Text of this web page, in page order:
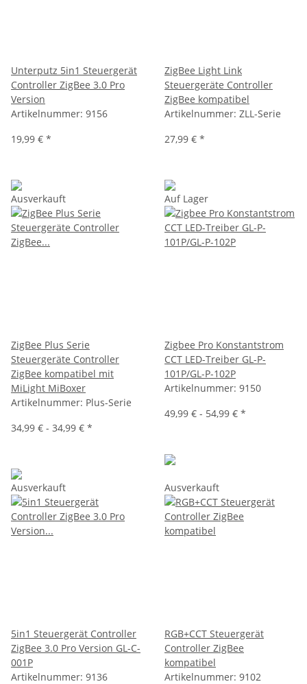
Unterputz 5in1 Steuergerät
Controller ZigBee 3.0 Pro
Version
Artikelnummer: 9156
19,99 € *
ZigBee Light Link
Steuergeräte Controller
ZigBee kompatibel
Artikelnummer: ZLL-Serie
27,99 € *
Ausverkauft
ZigBee Plus Serie
Steuergeräte Controller
ZigBee kompatibel mit
MiLight MiBoxer
Artikelnummer: Plus-Serie
34,99 € - 34,99 € *
Auf Lager
Zigbee Pro Konstantstrom
CCT LED-Treiber GL-P-
101P/GL-P-102P
Artikelnummer: 9150
49,99 € - 54,99 € *
Ausverkauft
5in1 Steuergerät Controller
ZigBee 3.0 Pro Version GL-C-
001P
Artikelnummer: 9136
Ausverkauft
RGB+CCT Steuergerät
Controller ZigBee
kompatibel
Artikelnummer: 9102